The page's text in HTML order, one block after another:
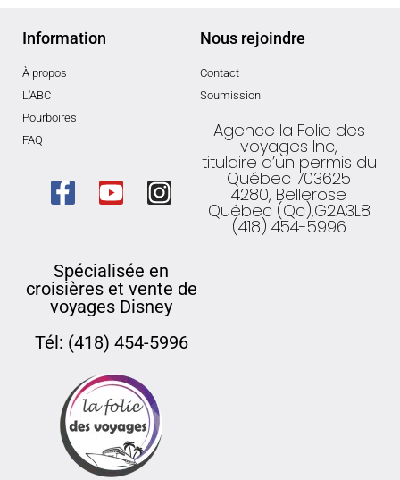
Information
À propos
L'ABC
Pourboires
FAQ
Nous rejoindre
Contact
Soumission
Agence la Folie des
voyages Inc,
titulaire d’un permis du
Québec 703625
4280, Bellerose
Québec (Qc),G2A3L8
(418) 454-5996
Spécialisée en
croisières et vente de
voyages Disney
Tél: (418) 454-5996